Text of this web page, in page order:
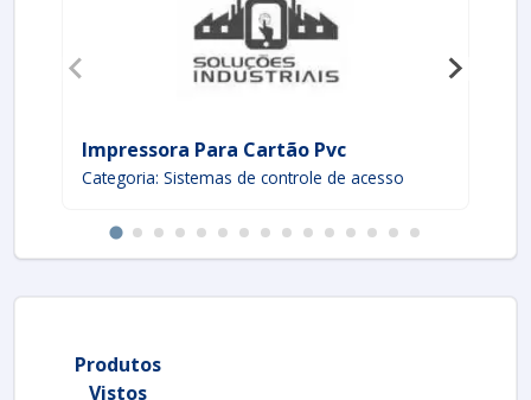
Impressora Para Cartão Pvc
Categoria: Sistemas de controle de acesso
Produtos
Vistos